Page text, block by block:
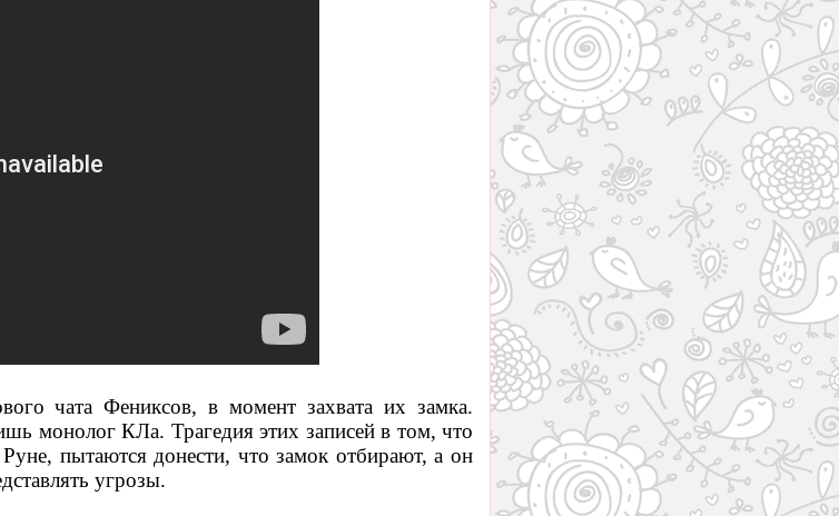
чата Фениксов, в момент захвата их замка.
монолог КЛа. Трагедия этих записей в том, что
пытаются донести, что замок отбирают, а он
угрозы.